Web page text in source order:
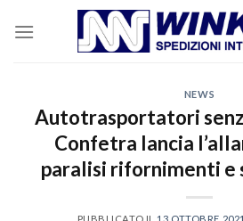
NEWS
Autotrasportatori
Confetra lancia
paralisi rifornimenti e
PUBBLICATO IL 13 OTTOBRE 2021